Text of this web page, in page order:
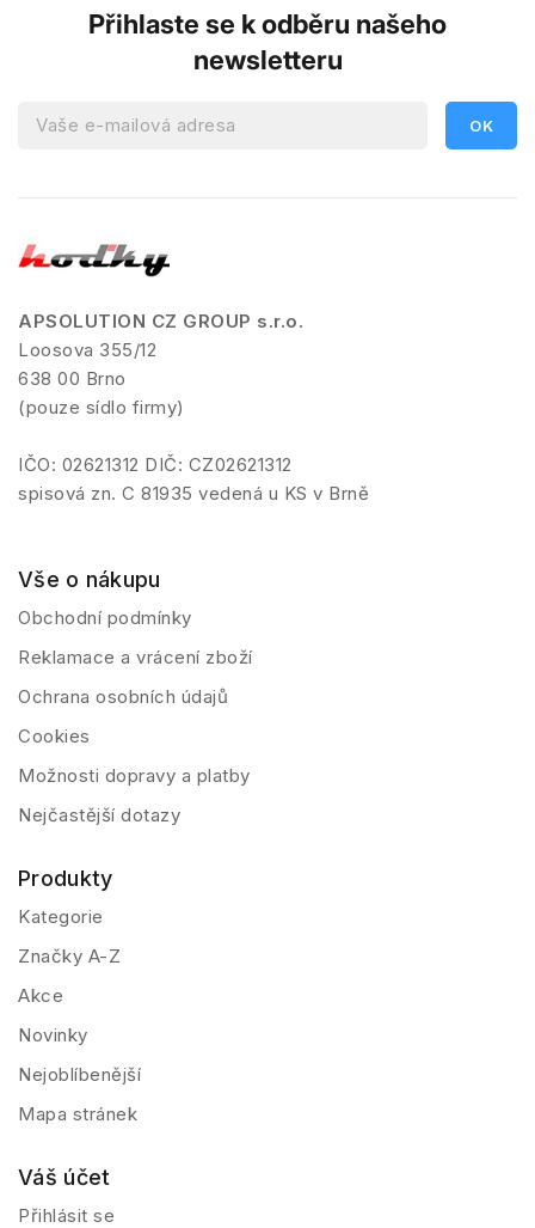
Přihlaste se k odběru našeho
newsletteru
APSOLUTION CZ GROUP s.r.o.
Loosova 355/12
638 00 Brno
(pouze sídlo firmy)
IČO: 02621312 DIČ: CZ02621312
spisová zn. C 81935 vedená u KS v Brně
Vše o nákupu
Obchodní podmínky
Reklamace a vrácení zboží
Ochrana osobních údajů
Cookies
Možnosti dopravy a platby
Nejčastější dotazy
Produkty
Kategorie
Značky A-Z
Akce
Novinky
Nejoblíbenější
Mapa stránek
Váš účet
Přihlásit se